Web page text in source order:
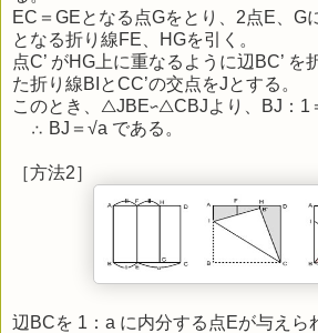
EC＝GEとなる点Gをとり、2点E、G
となる折り線FE、HGを引く。
点C’ がHG上に重なるように辺BC’ を
た折り線BIとCC’の交点をJとする。
このとき、△JBE∽△CBJより、BJ：
∴ BJ＝√a である。
［方法2］
辺BCを 1：a に内分する点Eが与えら